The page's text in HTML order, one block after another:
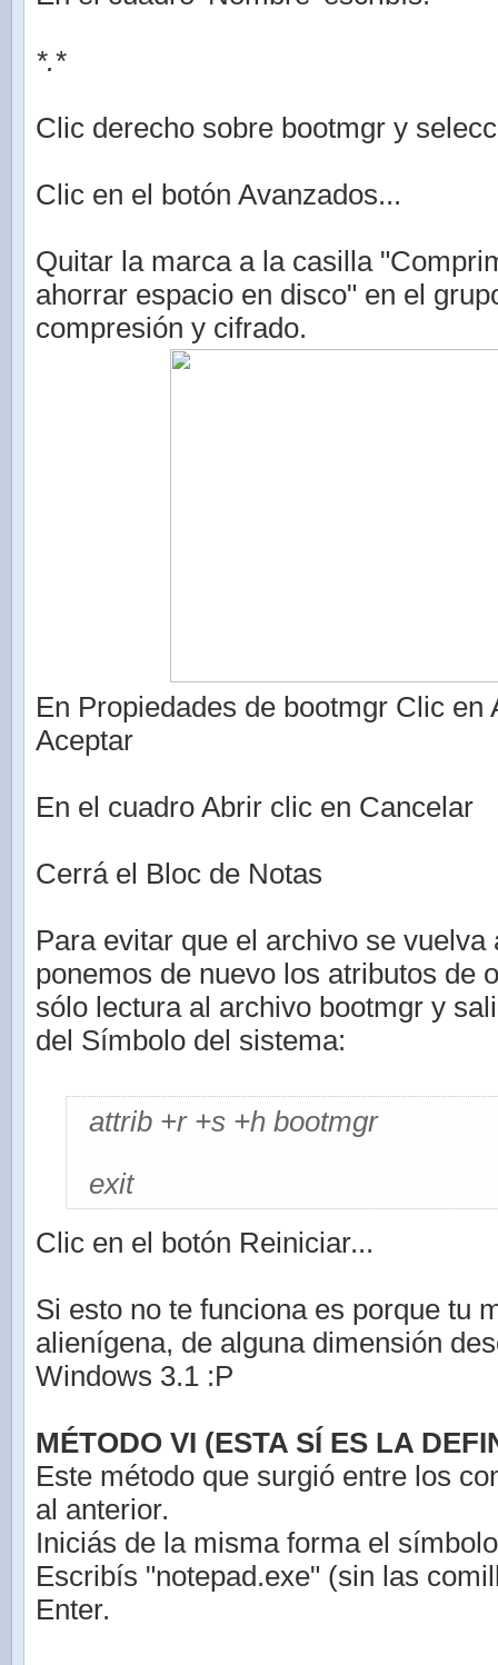
*.*
Clic derecho sobre bootmgr y
Clic en el botón Avanzados...
Quitar la marca a la casilla
ahorrar espacio en disco" en el
compresión y cifrado.
En Propiedades de bootmgr Clic en
Aceptar
En el cuadro Abrir clic en Cancelar
Cerrá el Bloc de Notas
Para evitar que el archivo se vuelva
ponemos de nuevo los atributos de
sólo lectura al archivo bootmgr y
del Símbolo del sistema:
attrib +r +s +h bootmgr
exit
Clic en el botón Reiniciar...
Si esto no te funciona es porque tu
alienígena, de alguna dimensión
Windows 3.1 :P
MÉTODO VI (ESTA SÍ ES LA
Este método que surgió entre los
al anterior.
Iniciás de la misma forma el
Escribís "notepad.exe" (sin las
Enter.